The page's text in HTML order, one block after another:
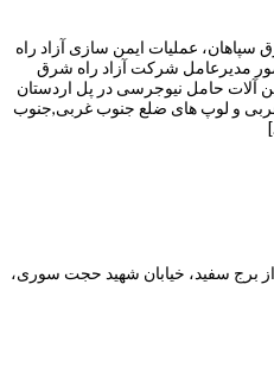
عملیات ایمن سازی آزاد راه
مورخ 1402/10/25 با حضور مدیرعامل شرکت آزاد راه شرق
آلات حامل نیوجرسی در پل اردستان
و لوپ های ضلع جنوب غربی,جنوب
از برج سفید، خیابان شهید حجت سوری،